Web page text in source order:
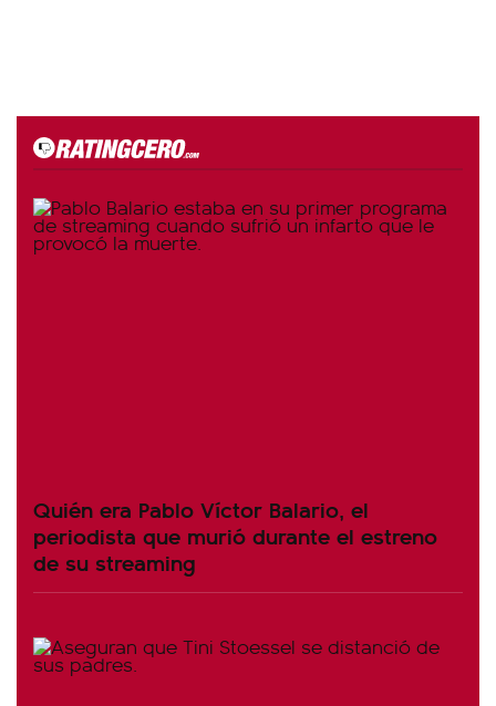
Quién era Pablo Víctor Balario, el
periodista que murió durante el estreno
de su streaming